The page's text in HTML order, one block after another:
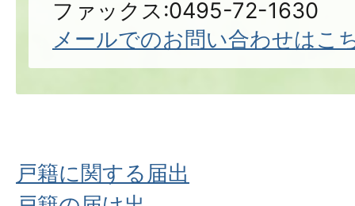
ファックス:0495-72-1630
メールでのお問い合わせはこ
戸籍に関する届出